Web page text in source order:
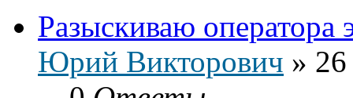
Разыскиваю оператора
Юрий Викторович »